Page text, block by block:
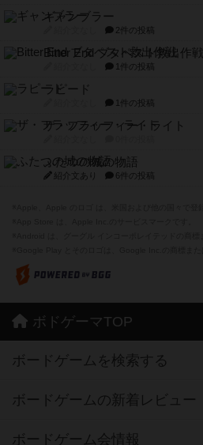
ギャンブラー
2件の投稿
Bitter End ブタペスト救出作戦
1件の投稿
ラピード
1件の投稿
ザ・フラッフィー・ライト
ふたつの城の物語
紹介文あり 6件の投稿
ボドゲーマTOP
ボードゲームを検索する
ボードゲームの新着レビュー
ボードゲーム会情報